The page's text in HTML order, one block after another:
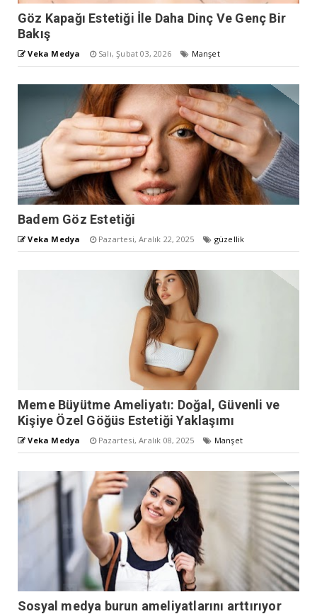
Göz Kapağı Estetiği İle Daha Dinç Ve Genç Bir
Bakış
Veka Medya Salı, Şubat 03, 2026 Manşet
Badem Göz Estetiği
Veka Medya Pazartesi, Aralık 22, 2025 güzellik
Meme Büyütme Ameliyatı: Doğal, Güvenli ve
Kişiye Özel Göğüs Estetiği Yaklaşımı
Veka Medya Pazartesi, Aralık 08, 2025 Manşet
Sosyal medya burun ameliyatlarını arttırıyor